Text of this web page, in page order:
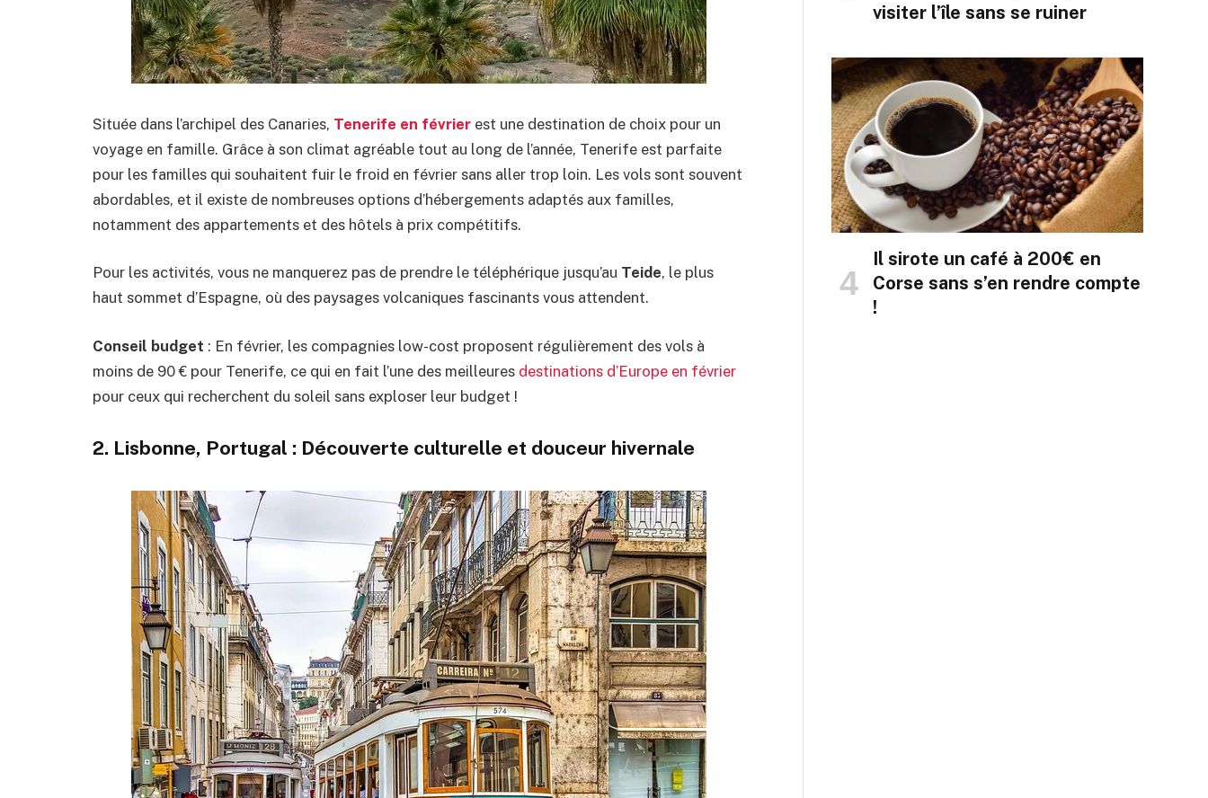
Située dans l’archipel des Canaries, Tenerife en février est une destination de choix pour un
voyage en famille. Grâce à son climat agréable tout au long de l’année, Tenerife est parfaite
pour les familles qui souhaitent fuir le froid en février sans aller trop loin. Les vols sont souvent
abordables, et il existe de nombreuses options d’hébergements adaptés aux familles,
notamment des appartements et des hôtels à prix compétitifs.
Pour les activités, vous ne manquerez pas de prendre le téléphérique jusqu’au Teide, le plus
haut sommet d’Espagne, où des paysages volcaniques fascinants vous attendent.
Conseil budget : En février, les compagnies low-cost proposent régulièrement des vols à
moins de 90 € pour Tenerife, ce qui en fait l’une des meilleures destinations d’Europe en février
pour ceux qui recherchent du soleil sans exploser leur budget !
2. Lisbonne, Portugal : Découverte culturelle et douceur hivernale
visiter l’île sans se ruiner
Il sirote un café à 200€ en
Corse sans s’en rendre compte
!